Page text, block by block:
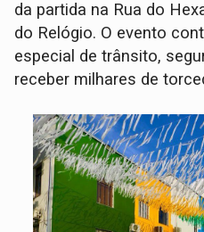
da partida na Rua do
do Relógio. O evento
especial de trânsito,
receber milhares de